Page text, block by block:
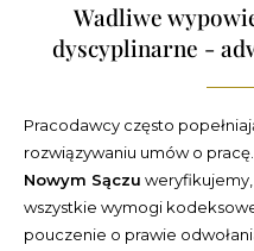
Wadliwe
dyscyplinarne -
Pracodawcy często
rozwiązywaniu umów o
Nowym Sączu
wszystkie wymogi
pouczenie o prawie